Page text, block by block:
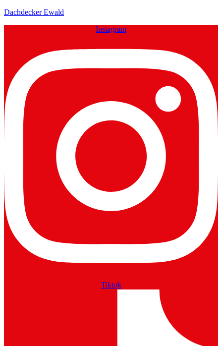
Dachdecker Ewald
Instagram
Tiktok